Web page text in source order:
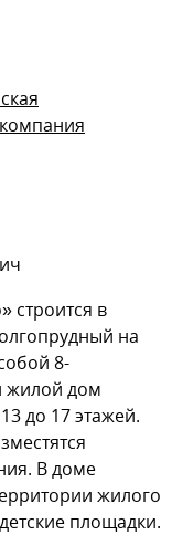
строится в
на
8-
жилой дом
до 17 этажей.
В доме
жилого
площадки.